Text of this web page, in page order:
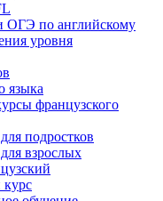
ОГЭ по английскому
уровня
языка
французского
подростков
взрослых